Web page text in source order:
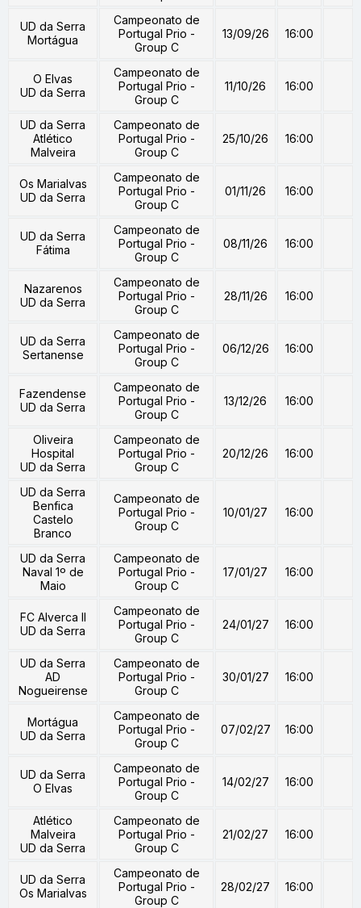
UD da Serra
Mortágua
Campeonato de
Portugal Prio -
Group C
13/09/26 16:00
O Elvas
UD da Serra
Campeonato de
Portugal Prio -
Group C
11/10/26 16:00
UD da Serra
Atlético
Malveira
Campeonato de
Portugal Prio -
Group C
25/10/26 16:00
Os Marialvas
UD da Serra
Campeonato de
Portugal Prio -
Group C
01/11/26 16:00
UD da Serra
Fátima
Campeonato de
Portugal Prio -
Group C
08/11/26 16:00
Nazarenos
UD da Serra
Campeonato de
Portugal Prio -
Group C
28/11/26 16:00
UD da Serra
Sertanense
Campeonato de
Portugal Prio -
Group C
06/12/26 16:00
Fazendense
UD da Serra
Campeonato de
Portugal Prio -
Group C
13/12/26 16:00
Oliveira
Hospital
UD da Serra
Campeonato de
Portugal Prio -
Group C
20/12/26 16:00
UD da Serra
Benfica
Castelo
Branco
Campeonato de
Portugal Prio -
Group C
10/01/27 16:00
UD da Serra
Naval 1º de
Maio
Campeonato de
Portugal Prio -
Group C
17/01/27 16:00
FC Alverca II
UD da Serra
Campeonato de
Portugal Prio -
Group C
24/01/27 16:00
UD da Serra
AD
Nogueirense
Campeonato de
Portugal Prio -
Group C
30/01/27 16:00
Mortágua
UD da Serra
Campeonato de
Portugal Prio -
Group C
07/02/27 16:00
UD da Serra
O Elvas
Campeonato de
Portugal Prio -
Group C
14/02/27 16:00
Atlético
Malveira
UD da Serra
Campeonato de
Portugal Prio -
Group C
21/02/27 16:00
UD da Serra
Os Marialvas
Campeonato de
Portugal Prio -
Group C
28/02/27 16:00